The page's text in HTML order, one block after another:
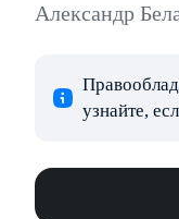
Александр
узнайте,